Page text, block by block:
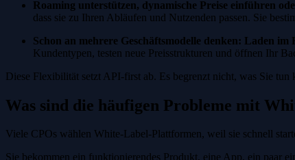
Roaming unterstützen, dynamische Preise einführen
dass sie zu Ihren Abläufen und Nutzenden passen. Sie
Schon an mehrere Geschäftsmodelle denken: Laden
Kundentypen, testen neue Preisstrukturen und öffnen Ihr
Diese Flexibilität setzt API-first ab. Es begrenzt nicht, was Sie
Was sind die häufigen Probleme mit
Viele CPOs wählen White-Label-Plattformen, weil sie schnell
Sie bekommen ein funktionierendes Produkt, eine App, ein paar